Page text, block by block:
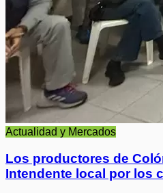
Actualidad y Mercados
Los productores de
Intendente local por los